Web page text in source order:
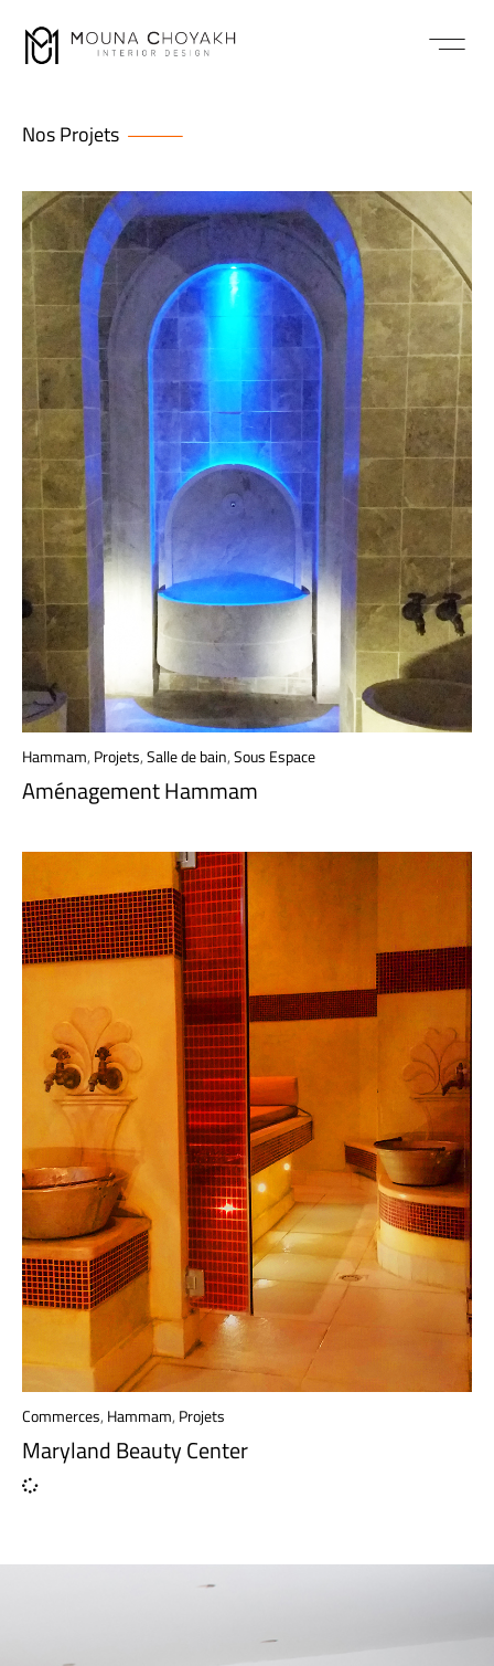
Nos Projets
Hammam, Projets,Salle de bain,Sous Espace
Aménagement Hammam
Commerces, Hammam, Projets
Maryland Beauty Center